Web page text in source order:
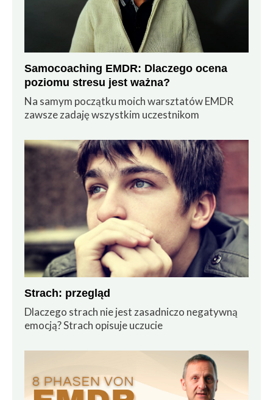
Samocoaching EMDR: Dlaczego ocena
poziomu stresu jest ważna?
Na samym początku moich warsztatów EMDR
zawsze zadaję wszystkim uczestnikom
Strach: przegląd
Dlaczego strach nie jest zasadniczo negatywną
emocją? Strach opisuje uczucie